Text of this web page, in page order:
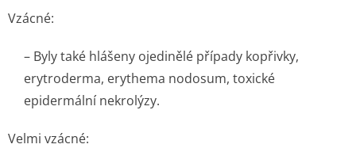
Vzácné:
– Byly také hlášeny ojedinělé případy kopřivky,
erytroderma, erythema nodosum, toxické
epidermální nekrolýzy.
Velmi vzácné: